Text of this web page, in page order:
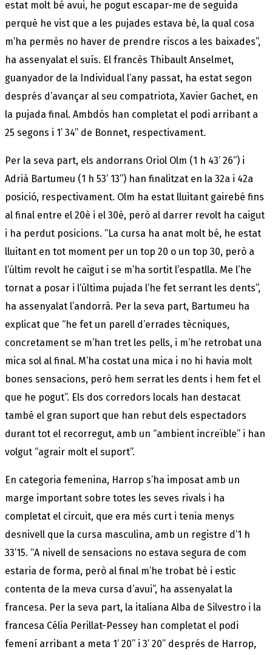
estat molt bé avui, he pogut escapar-me de seguida
perquè he vist que a les pujades estava bé, la qual cosa
m’ha permès no haver de prendre riscos a les baixades”,
ha assenyalat el suís. El francès Thibault Anselmet,
guanyador de la Individual l’any passat, ha estat segon
després d’avançar al seu compatriota, Xavier Gachet, en
la pujada final. Ambdós han completat el podi arribant a
25 segons i 1’ 34’’ de Bonnet, respectivament.
Per la seva part, els andorrans Oriol Olm (1 h 43’ 26’’) i
Adrià Bartumeu (1 h 53’ 13’’) han finalitzat en la 32a i 42a
posició, respectivament. Olm ha estat lluitant gairebé fins
al final entre el 20è i el 30è, però al darrer revolt ha caigut
i ha perdut posicions. “La cursa ha anat molt bé, he estat
lluitant en tot moment per un top 20 o un top 30, però a
l’últim revolt he caigut i se m’ha sortit l’espatlla. Me l’he
tornat a posar i l’última pujada l’he fet serrant les dents”,
ha assenyalat l’andorrà. Per la seva part, Bartumeu ha
explicat que “he fet un parell d’errades tècniques,
concretament se m’han tret les pells, i m’he retrobat una
mica sol al final. M’ha costat una mica i no hi havia molt
bones sensacions, però hem serrat les dents i hem fet el
que he pogut”. Els dos corredors locals han destacat
també el gran suport que han rebut dels espectadors
durant tot el recorregut, amb un “ambient increïble” i han
volgut “agrair molt el suport”.
En categoria femenina, Harrop s’ha imposat amb un
marge important sobre totes les seves rivals i ha
completat el circuit, que era més curt i tenia menys
desnivell que la cursa masculina, amb un registre d’1 h
33’15. “A nivell de sensacions no estava segura de com
estaria de forma, però al final m’he trobat bé i estic
contenta de la meva cursa d’avui”, ha assenyalat la
francesa. Per la seva part, la italiana Alba de Silvestro i la
francesa Célia Perillat-Pessey han completat el podi
femení arribant a meta 1’ 20’’ i 3’ 20’’ després de Harrop,